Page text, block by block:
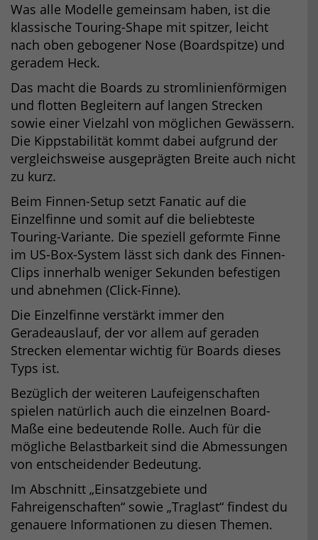
Was alle Modelle gemeinsam haben, ist die
klassische Touring-Shape mit spitzer, leicht
nach oben gebogener Nose (Boardspitze) und
geradem Heck.
Das macht die Boards zu stromlinienförmigen
und flotten Begleitern auf langen Strecken
sowie einer Vielzahl von möglichen Gewässern.
Die Kippstabilität kommt dabei aufgrund der
vergleichsweise ausgeprägten Breite auch nicht
zu kurz.
Beim Finnen-Setup setzt Fanatic auf die
Einzelfinne und somit auf die beliebteste
Touring-Variante. Die speziell geformte Finne
im US-Box-System lässt sich dank des Finnen-
Clips innerhalb weniger Sekunden befestigen
und abnehmen (Click-Finne).
Die Einzelfinne verstärkt immer den
Geradeauslauf, der vor allem auf geraden
Strecken elementar wichtig für Boards dieses
Typs ist.
Bezüglich der weiteren Laufeigenschaften
spielen natürlich auch die einzelnen Board-
Maße eine bedeutende Rolle. Auch für die
mögliche Belastbarkeit sind die Abmessungen
von entscheidender Bedeutung.
Im Abschnitt „Einsatzgebiete und
Fahreigenschaften“ sowie „Traglast“ findest du
genauere Informationen zu diesen Themen.